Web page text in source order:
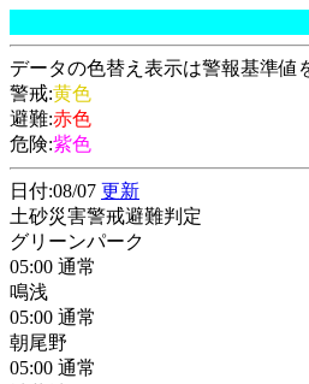
データの色替え表示は警報基準値
警戒:黄色
避難:赤色
危険:紫色
日付:08/07 更新
土砂災害警戒避難判定
グリーンパーク
05:00 通常
鳴浅
05:00 通常
朝尾野
05:00 通常